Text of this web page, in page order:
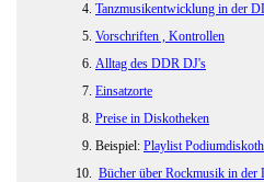
Tanzmusikentwicklung in der
Vorschriften , Kontrollen
Alltag des DDR DJ's
Einsatzorte
Preise in Diskotheken
Beispiel: Playlist
Bücher über Rockmusik in der